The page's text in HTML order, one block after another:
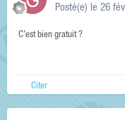
Posté(e) le 26
C'est bien gratuit ?
Citer